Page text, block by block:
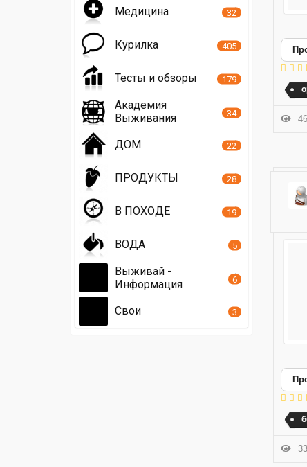
Медицина 32
Курилка 405
Тесты и обзоры 179
Академия
Выживания
34
ДОМ 22
ПРОДУКТЫ 28
В ПОХОДЕ 19
ВОДА 5
Выживай -
Информация
6
Свои 3